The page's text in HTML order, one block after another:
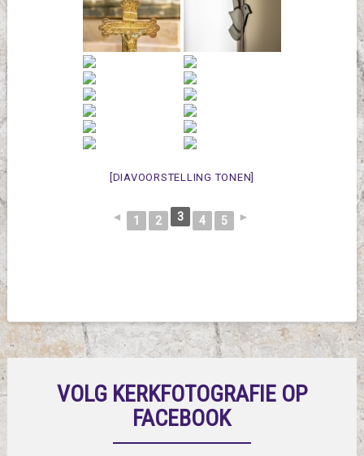
[DIAVOORSTELLING TONEN]
◄ 1 2 3 4 5 ►
VOLG KERKFOTOGRAFIE OP
FACEBOOK